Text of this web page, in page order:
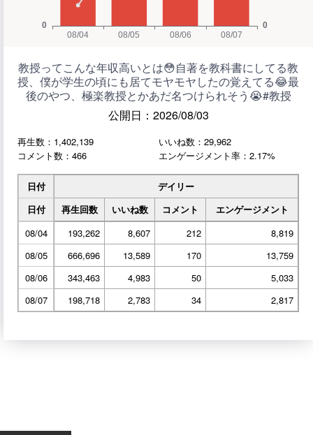
教授ってこんな年収高いとは😳自著を教科書にしてる教
授、僕が学生の頃にも居てモヤモヤしたの覚えてる😂最
後のやつ、極楽教授とかあだ名つけられそう😭#教授
公開日：2026/08/03
再生数：1,402,139
いいね数：29,962
コメント数：466
エンゲージメント率：2.17%
日付
デイリー
日付
再生回数 いいね数 コメント
エンゲージメント
08/04
193,262 8,607 212
8,819
08/05
666,696 13,589 170
13,759
08/06
343,463 4,983 50
5,033
08/07
198,718 2,783 34 2,817